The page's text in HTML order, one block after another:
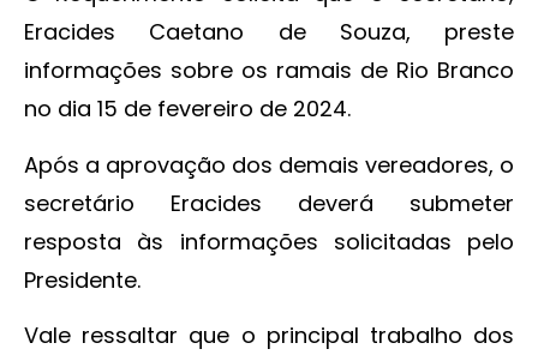
Eracides Caetano de Souza, preste
informações sobre os ramais de Rio Branco
no dia 15 de fevereiro de 2024.
Após a aprovação dos demais vereadores, o
secretário Eracides deverá submeter
resposta às informações solicitadas pelo
Presidente.
Vale ressaltar que o principal trabalho dos